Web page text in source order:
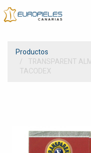
Productos
TRANSPARENT
TACODEX